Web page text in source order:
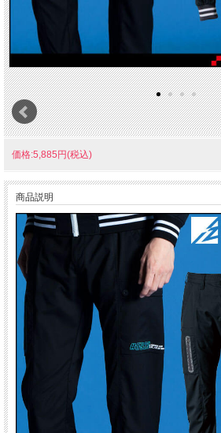
価格:5,885円(税込)
商品説明